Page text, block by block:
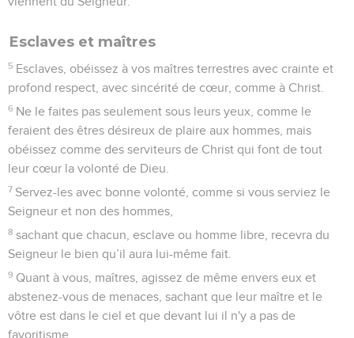
Esclaves et maîtres
5 Esclaves, obéissez à vos maîtres terrestres avec crainte et
profond respect, avec sincérité de cœur, comme à Christ.
6 Ne le faites pas seulement sous leurs yeux, comme le
feraient des êtres désireux de plaire aux hommes, mais
obéissez comme des serviteurs de Christ qui font de tout
leur cœur la volonté de Dieu.
7 Servez-les avec bonne volonté, comme si vous serviez le
Seigneur et non des hommes,
8 sachant que chacun, esclave ou homme libre, recevra du
Seigneur le bien qu’il aura lui-même fait.
9 Quant à vous, maîtres, agissez de même envers eux et
abstenez-vous de menaces, sachant que leur maître et le
vôtre est dans le ciel et que devant lui il n'y a pas de
favoritisme.